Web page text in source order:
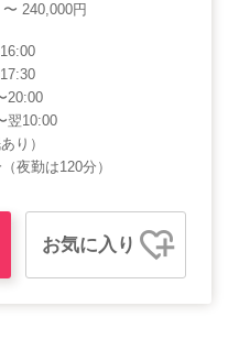
240,000円
20:00
翌10:00
）
夜勤は120分）
お気に入り